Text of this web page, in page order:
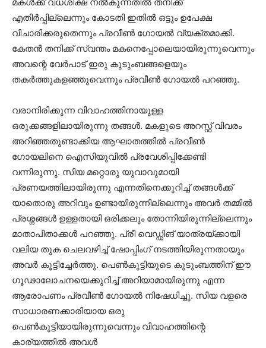
എതിർപ്പില്ലെന്നും കോടതി ഇതിൽ ഒട്ടും ഉപേക്ഷ
വിചാരിക്കരുതെന്നും പ്രവീൺ ഗോയൽ വ്യക്തമാക്കി.
കേതൻ തനിക്ക് സ്വന്തം മകനെപ്പോലെയായിരുന്നുവെന്നും
അവന്റെ വേർപാട് ഇരു കുടുംബങ്ങളെയും
തകർത്തുകളഞ്ഞുവെന്നും പ്രവീൺ ഗോയൽ പറഞ്ഞു.
വരാനിരിക്കുന്ന വിവാഹത്തിനായുള്ള
ഒരുക്കങ്ങളിലായിരുന്നു തങ്ങൾ. മകളുടെ അറസ്റ്റ് വിവരം
അറിഞ്ഞതുണ്ടാക്കിയ ആഘാതത്തിൽ പ്രവീൺ
ഗോയലിനെ ഐസിയുവിൽ പ്രവേശിപ്പിക്കേണ്ടി
വന്നിരുന്നു. സിയ മറ്റൊരു യുവാവുമായി
പ്രണയത്തിലായിരുന്നു എന്നതിനെക്കുറിച്ച് തങ്ങൾക്ക്
യാതൊരു അറിവും ഉണ്ടായിരുന്നില്ലെന്നും അവർ തമ്മിൽ
പ്രശ്നങ്ങൾ ഉള്ളതായി ഒരിക്കലും തോന്നിയിരുന്നില്ലെന്നും
മാതാപിതാക്കൾ പറഞ്ഞു. പ്രീ വെഡ്ഡിങ് യാത്രയ്ക്കായി
വലിയ തുക ചെലവഴിച്ച് ഷോപ്പിംഗ് നടത്തിയിരുന്നതായും
അവർ കൂട്ടിച്ചേർത്തു. പെൺകുട്ടിയുടെ കുടുംബത്തിന് ഈ
ഗൂഢാലോചനയെക്കുറിച്ച് അറിയാമായിരുന്നു എന്ന
ആരോപണം പ്രവീൺ ഗോയൽ നിഷേധിച്ചു. സിയ വളരെ
സാധാരണക്കാരിയായ ഒരു
പെൺകുട്ടിയായിരുന്നുവെന്നും വിവാഹത്തിന്റെ
കാര്യത്തിൽ അവൾ